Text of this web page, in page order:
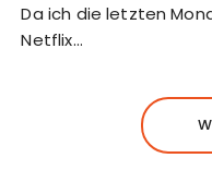
Da ich die letzten
Netflix…